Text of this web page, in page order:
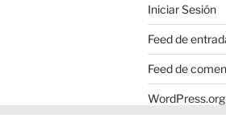
Iniciar Sesión
Feed de
Feed de
WordPress.org